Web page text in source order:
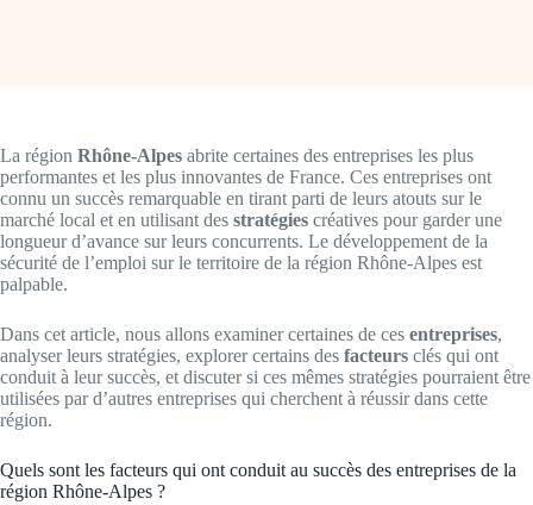
La région Rhône-Alpes abrite certaines des entreprises les plus
performantes et les plus innovantes de France. Ces entreprises ont
connu un succès remarquable en tirant parti de leurs atouts sur le
marché local et en utilisant des stratégies créatives pour garder une
longueur d’avance sur leurs concurrents. Le développement de la
sécurité de l’emploi sur le territoire de la région Rhône-Alpes est
palpable.
Dans cet article, nous allons examiner certaines de ces entreprises,
analyser leurs stratégies, explorer certains des facteurs clés qui ont
conduit à leur succès, et discuter si ces mêmes stratégies pourraient être
utilisées par d’autres entreprises qui cherchent à réussir dans cette
région.
Quels sont les facteurs qui ont conduit au succès des entreprises de la
région Rhône-Alpes ?